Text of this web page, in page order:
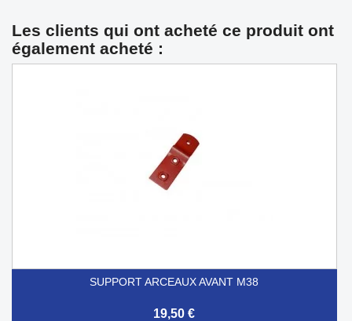
Les clients qui ont acheté ce produit ont
également acheté :
SUPPORT ARCEAUX AVANT M38
19,50 €